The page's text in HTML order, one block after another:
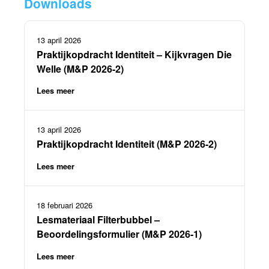
13 april 2026
Praktijkopdracht Identiteit – Kijkvragen Die
Welle (M&P 2026-2)
Lees meer
13 april 2026
Praktijkopdracht Identiteit (M&P 2026-2)
Lees meer
18 februari 2026
Lesmateriaal Filterbubbel –
Beoordelingsformulier (M&P 2026-1)
Lees meer